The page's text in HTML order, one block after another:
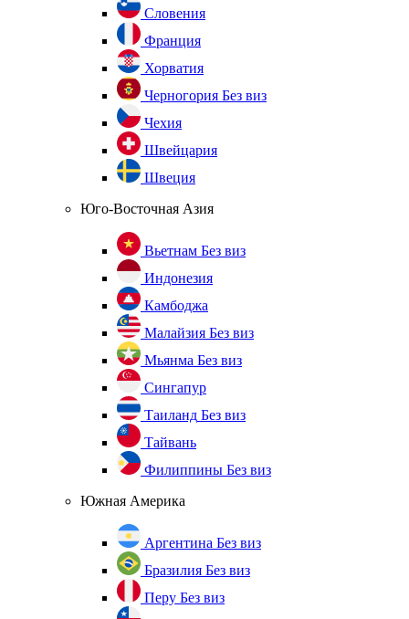
Словения
Франция
Хорватия
Черногория Без виз
Чехия
Швейцария
Швеция
Юго-Восточная Азия
Вьетнам Без виз
Индонезия
Камбоджа
Малайзия Без виз
Мьянма Без виз
Сингапур
Таиланд Без виз
Тайвань
Филиппины Без виз
Южная Америка
Аргентина Без виз
Бразилия Без виз
Перу Без виз